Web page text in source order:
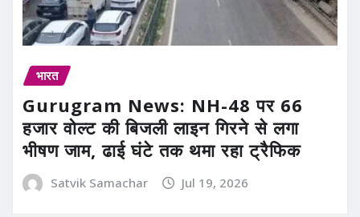
भारत
Gurugram News: NH-48 पर 66
हजार वोल्ट की बिजली लाइन गिरने से लगा
भीषण जाम, ढाई घंटे तक थमा रहा ट्रैफिक
Satvik Samachar Jul 19, 2026